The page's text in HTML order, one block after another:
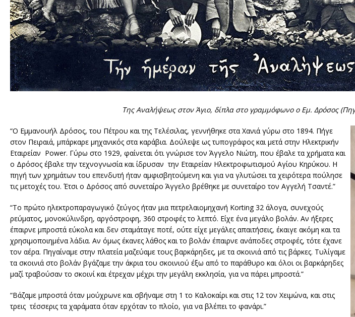
Της Αναλήψεως στον Άγιο, δίπλα στο γραμμόφωνο ο Εμ. Δρόσος
“Ο Εμμανουήλ Δρόσος, του Πέτρου και της Τελέσιλας, γεννήθηκε στα Χανιά γύρω στο 1894. Πήγε
στον Πειραιά, μπάρκαρε μηχανικός στα καράβια. Δούλεψε ως τυπογράφος και μετά στην Ηλεκτρικήν
Εταιρείαν Power. Γύρω στο 1929, φαίνεται ότι γνώρισε τον Άγγελο Νιώτη, που έβαλε τα χρήματα και
ο Δρόσος έβαλε την τεχνογνωσία και ίδρυσαν την Εταιρείαν Ηλεκτροφωτισμού Αγίου Κηρύκου. Η
πηγή των χρημάτων του επενδυτή ήταν αμφισβητούμενη και για να γλυτώσει τα χειρότερα πούλησε
τις μετοχές του. Έτσι ο Δρόσος από συνεταίρο Άγγελο βρέθηκε με συνεταίρο τον Αγγελή Τσαντέ.”
“Το πρώτο ηλεκτροπαραγωγικό ζεύγος ήταν μια πετρελαιομηχανή Korting 32 άλογα, συνεχούς
ρεύματος, μονοκύλινδρη, αργόστροφη, 360 στροφές το λεπτό. Είχε ένα μεγάλο βολάν. Αν ήξερες
έπαιρνε μπροστά εύκολα και δεν σταμάταγε ποτέ, ούτε είχε μεγάλες απαιτήσεις, έκαιγε ακόμη και τα
χρησιμοποιημένα λάδια. Αν όμως έκανες λάθος και το βολάν έπαιρνε ανάποδες στροφές, τότε έχανε
τον αέρα. Πηγαίναμε στην πλατεία μαζεύαμε τους βαρκάρηδες, με τα σκοινιά από τις βάρκες. Τυλίγαμε
τα σκοινιά στο βολάν βγάζαμε την άκρια του σκοινιού έξω από το παράθυρο και όλοι οι βαρκάρηδες
μαζί τραβούσαν το σκοινί και έτρεχαν μέχρι την μεγάλη εκκλησία, για να πάρει μπροστά.”
“Βάζαμε μπροστά όταν μούχρωνε και σβήναμε στη 1 το Καλοκαίρι και στις 12 τον Χειμώνα, και στις
τρεις τέσσερις τα χαράματα όταν ερχόταν το πλοίο, για να βλέπει το φανάρι.”